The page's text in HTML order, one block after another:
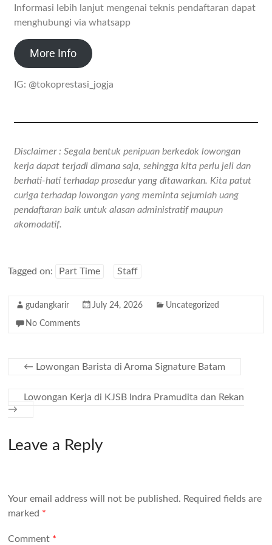
Informasi lebih lanjut mengenai teknis pendaftaran dapat
menghubungi via whatsapp
More Info
IG: @tokoprestasi_jogja
Disclaimer : Segala bentuk penipuan berkedok lowongan
kerja dapat terjadi dimana saja, sehingga kita perlu jeli dan
berhati-hati terhadap prosedur yang ditawarkan. Kita patut
curiga terhadap lowongan yang meminta sejumlah uang
pendaftaran baik untuk alasan administratif maupun
akomodatif.
Tagged on: Part Time Staff
gudangkarir July 24, 2026 Uncategorized
No Comments
← Lowongan Barista di Aroma Signature Batam
Lowongan Kerja di KJSB Indra Pramudita dan Rekan
→
Leave a Reply
Your email address will not be published. Required fields are
marked *
Comment *